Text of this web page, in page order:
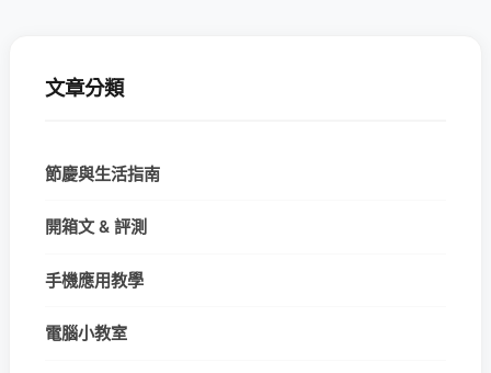
文章分類
節慶與生活指南
開箱文 & 評測
手機應用教學
電腦小教室